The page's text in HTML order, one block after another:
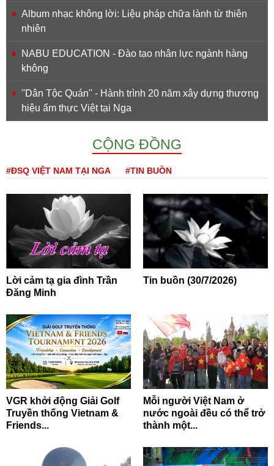
Album nhạc không lời: Liệu pháp chữa lành từ thiên
nhiên
NABU EDUCATION - Đào tạo nhân lực ngành hàng
không
''Dân Tộc Quán'' - Hành trình 20 năm xây dựng thương
hiệu ẩm thực Việt tại Nga
CỘNG ĐỒNG
#ĐSQ VIỆT NAM TẠI NGA #TIN BUỒN
Lời cảm tạ gia đình Trần
Đăng Minh
Tin buồn (30/7/2026)
VGR khởi động Giải Golf
Truyền thống Vietnam &
Friends...
Mỗi người Việt Nam ở
nước ngoài đều có thể trở
thành một...